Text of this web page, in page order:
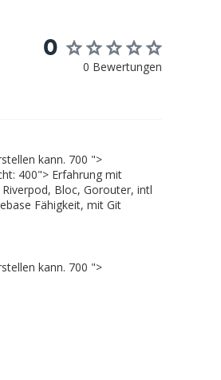
0
0 Bewertungen
kann. 700 ">
400"> Erfahrung mit
Bloc, Gorouter, intl
Fähigkeit, mit Git
kann. 700 ">